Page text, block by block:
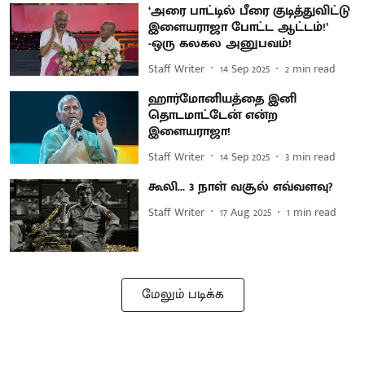
‘அரை பாட்டில் பீரை குடித்துவிட்டு
இளையராஜா போட்ட ஆட்டம்!’
-ஒரு கலகல அனுபவம்!
Staff Writer 14 Sep 2025 2 min read
ஹார்மோனியத்தை இனி
தொடமாட்டேன் என்ற
இளையராஜா!
Staff Writer 14 Sep 2025 3 min read
கூலி... 3 நாள் வசூல் எவ்வளவு?
Staff Writer 17 Aug 2025 1 min read
மேலும் படிக்க